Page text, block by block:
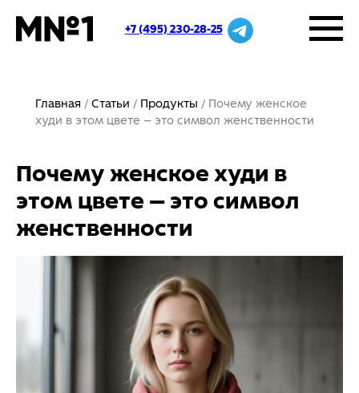
Главная Статьи Продукты
Почему женское
худи в этом цвете — это символ женственности
Почему женское худи в
этом цвете — это символ
женственности